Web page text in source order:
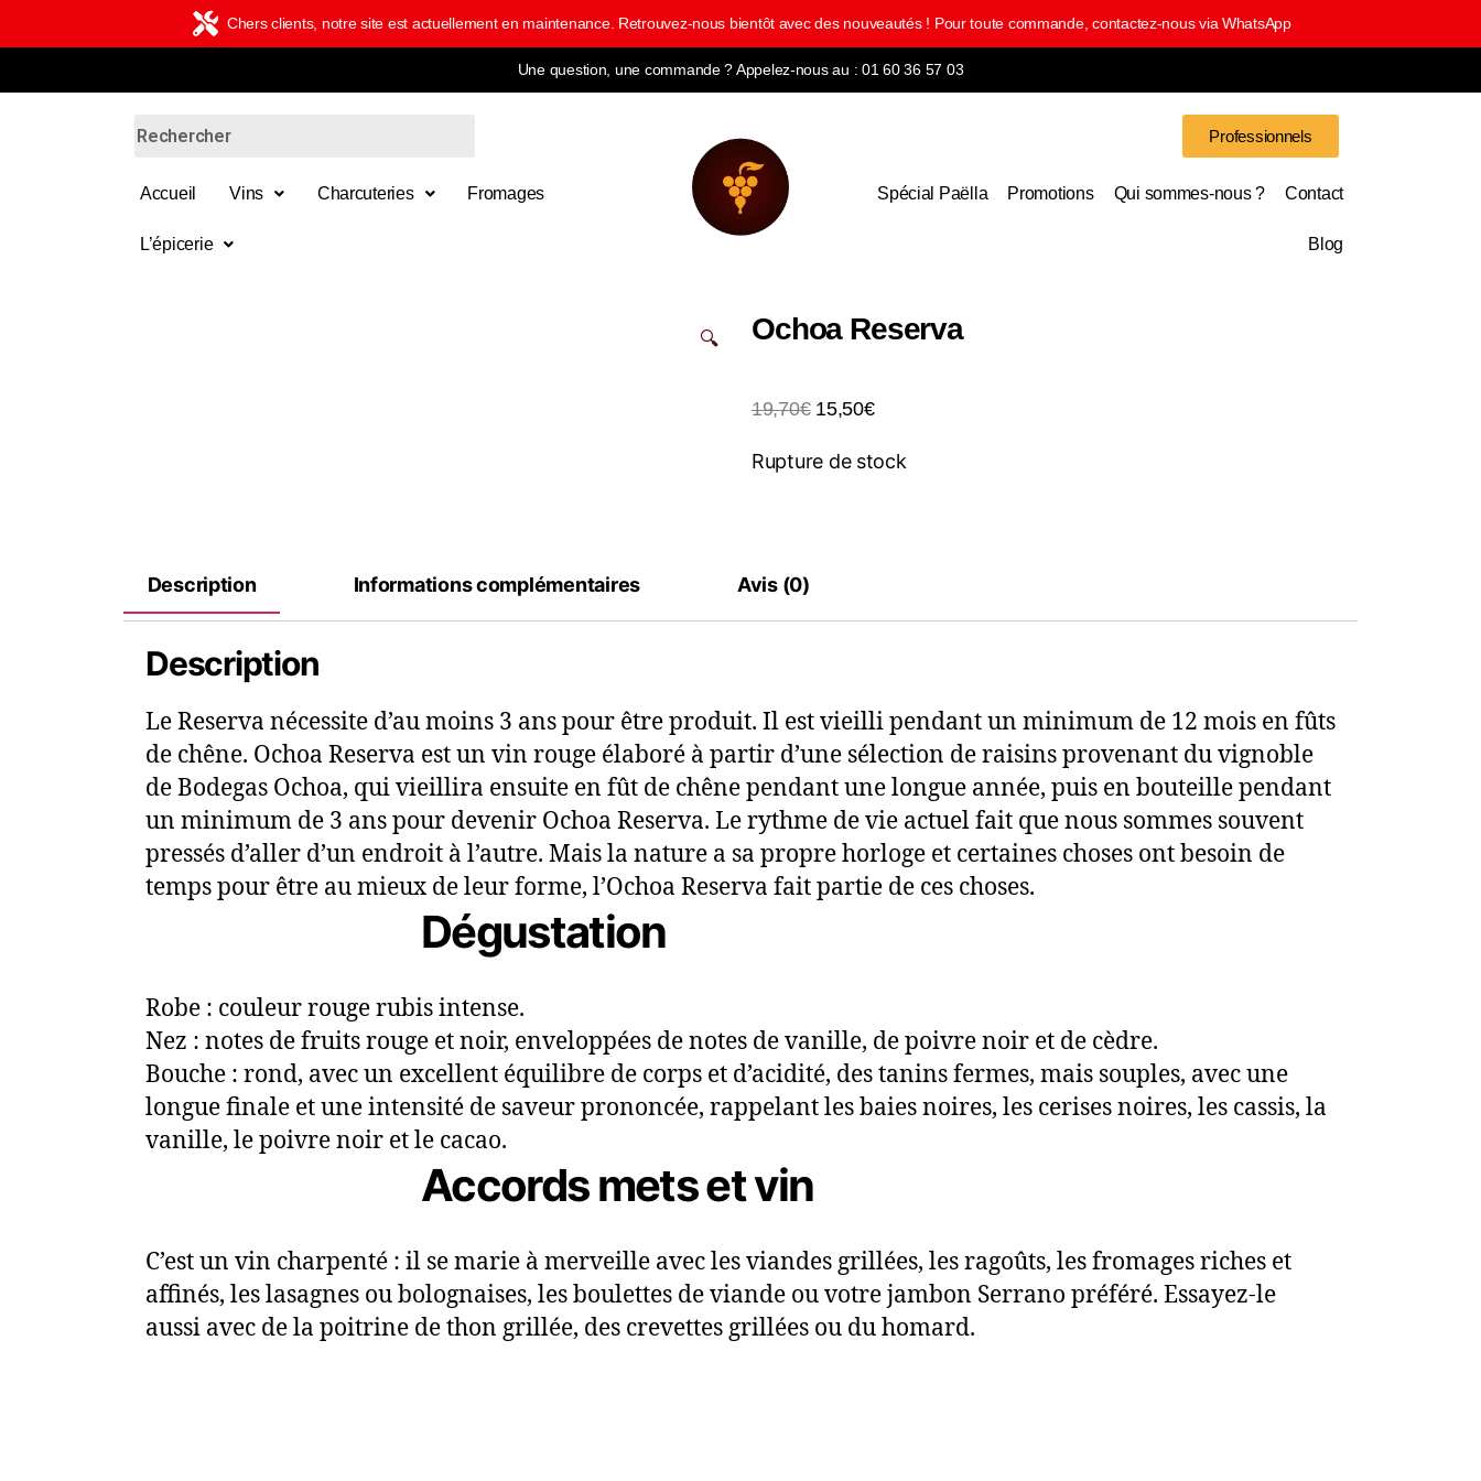
Chers clients, notre site est actuellement en maintenance. Retrouvez-nous bientôt avec des nouveautés ! Pour toute commande, contactez-nous via WhatsApp
Une question, une commande ? Appelez-nous au : 01 60 36 57 03
Accueil Vins Charcuteries Fromages
L’épicerie
Professionnels
Spécial Paëlla Promotions Qui sommes-nous ? Contact
Blog
🔍 Ochoa Reserva
19,70€ 15,50€
Rupture de stock
Description Informations complémentaires Avis (0)
Description
Le Reserva nécessite d’au moins 3 ans pour être produit. Il est vieilli pendant un minimum de 12 mois en fûts
de chêne. Ochoa Reserva est un vin rouge élaboré à partir d’une sélection de raisins provenant du vignoble
de Bodegas Ochoa, qui vieillira ensuite en fût de chêne pendant une longue année, puis en bouteille pendant
un minimum de 3 ans pour devenir Ochoa Reserva. Le rythme de vie actuel fait que nous sommes souvent
pressés d’aller d’un endroit à l’autre. Mais la nature a sa propre horloge et certaines choses ont besoin de
temps pour être au mieux de leur forme, l’Ochoa Reserva fait partie de ces choses.
Dégustation
Robe : couleur rouge rubis intense.
Nez : notes de fruits rouge et noir, enveloppées de notes de vanille, de poivre noir et de cèdre.
Bouche : rond, avec un excellent équilibre de corps et d’acidité, des tanins fermes, mais souples, avec une
longue finale et une intensité de saveur prononcée, rappelant les baies noires, les cerises noires, les cassis, la
vanille, le poivre noir et le cacao.
Accords mets et vin
C’est un vin charpenté : il se marie à merveille avec les viandes grillées, les ragoûts, les fromages riches et
affinés, les lasagnes ou bolognaises, les boulettes de viande ou votre jambon Serrano préféré. Essayez-le
aussi avec de la poitrine de thon grillée, des crevettes grillées ou du homard.